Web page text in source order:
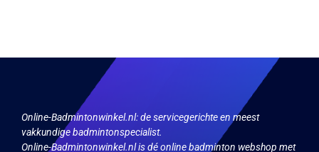
Online-Badmintonwinkel.nl:de servicegerichte en meest
vakkundige badmintonspecialist.
Online-Badmintonwinkel.nl is dé online badminton webshop met